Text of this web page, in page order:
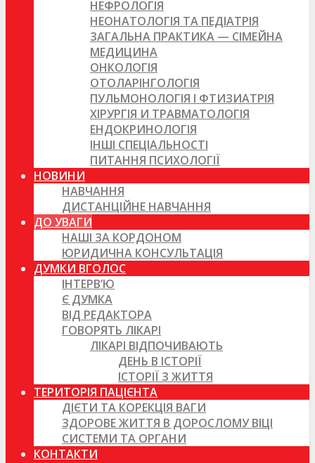
НЕФРОЛОГІЯ
НЕОНАТОЛОГІЯ ТА ПЕДІАТРІЯ
ЗАГАЛЬНА ПРАКТИКА — СІМЕЙНА
МЕДИЦИНА
ОНКОЛОГІЯ
ОТОЛАРІНГОЛОГІЯ
ПУЛЬМОНОЛОГІЯ І ФТИЗИАТРІЯ
ХІРУРГІЯ И ТРАВМАТОЛОГІЯ
ЕНДОКРИНОЛОГІЯ
ІНШІ СПЕЦІАЛЬНОСТІ
ПИТАННЯ ПСИХОЛОГІЇ
НОВИНИ
НАВЧАННЯ
ДИСТАНЦІЙНЕ НАВЧАННЯ
ДО УВАГИ
НАШІ ЗА КОРДОНОМ
ЮРИДИЧНА КОНСУЛЬТАЦІЯ
ДУМКИ ВГОЛОС
ІНТЕРВ’Ю
Є ДУМКА
ВІД РЕДАКТОРА
ГОВОРЯТЬ ЛІКАРІ
ЛІКАРІ ВІДПОЧИВАЮТЬ
ДЕНЬ В ІСТОРІЇ
ІСТОРІЇ З ЖИТТЯ
ТЕРИТОРІЯ ПАЦІЄНТА
ДІЄТИ ТА КОРЕКЦІЯ ВАГИ
ЗДОРОВЕ ЖИТТЯ В ДОРОСЛОМУ ВІЦІ
СИСТЕМИ ТА ОРГАНИ
КОНТАКТИ